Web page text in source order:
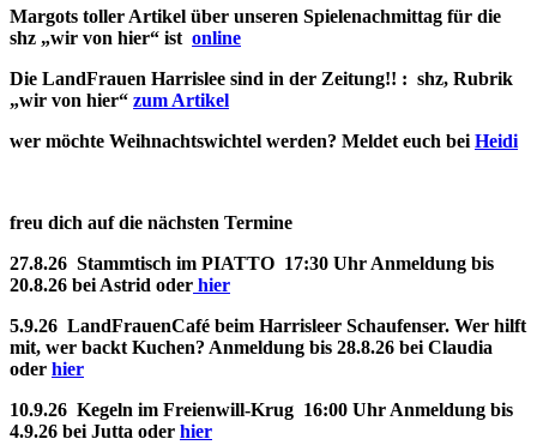
Margots toller Artikel über unseren Spielenachmittag für die
shz „wir von hier“ ist online
Die LandFrauen Harrislee sind in der Zeitung!! : shz, Rubrik
„wir von hier“ zum Artikel
wer möchte Weihnachtswichtel werden? Meldet euch bei Heidi
freu dich auf die nächsten Termine
27.8.26 Stammtisch im PIATTO 17:30 Uhr Anmeldung bis
20.8.26 bei Astrid oder hier
5.9.26 LandFrauenCafé beim Harrisleer Schaufenser. Wer hilft
mit, wer backt Kuchen? Anmeldung bis 28.8.26 bei Claudia
oder hier
10.9.26 Kegeln im Freienwill-Krug 16:00 Uhr Anmeldung bis
4.9.26 bei Jutta oder hier